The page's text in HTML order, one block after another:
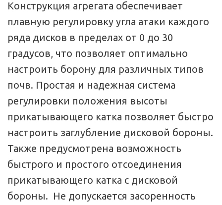
Конструкция агрегата обеспечивает
плавную регулировку угла атаки каждого
ряда дисков в пределах от 0 до 30
градусов, что позволяет оптимально
настроить борону для различных типов
почв. Простая и надежная система
регулировки положения высоты
прикатывающего катка позволяет быстро
настроить заглубление дисковой бороны.
Также предусмотрена возможность
быстрого и простого отсоединения
прикатывающего катка с дисковой
бороны.  Не допускается засоренность